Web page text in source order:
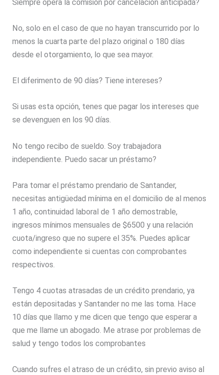
Siempre opera la comisión por cancelación anticipada?
No, solo en el caso de que no hayan transcurrido por lo
menos la cuarta parte del plazo original o 180 días
desde el otorgamiento, lo que sea mayor.
El diferimento de 90 días? Tiene intereses?
Si usas esta opción, tenes que pagar los intereses que
se devenguen en los 90 días.
No tengo recibo de sueldo. Soy trabajadora
independiente. Puedo sacar un préstamo?
Para tomar el préstamo prendario de Santander,
necesitas antigüedad mínima en el domicilio de al menos
1 año, continuidad laboral de 1 año demostrable,
ingresos mínimos mensuales de $6500 y una relación
cuota/ingreso que no supere el 35%. Puedes aplicar
como independiente si cuentas con comprobantes
respectivos.
Tengo 4 cuotas atrasadas de un crédito prendario, ya
están depositadas y Santander no me las toma. Hace
10 días que llamo y me dicen que tengo que esperar a
que me llame un abogado. Me atrase por problemas de
salud y tengo todos los comprobantes
Cuando sufres el atraso de un crédito, sin previo aviso al